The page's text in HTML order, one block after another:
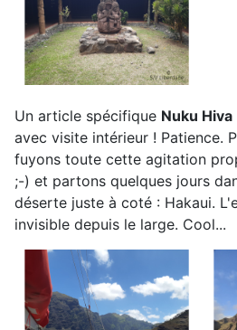
Un article spécifique Nuku Hiva
avec visite intérieur ! Patience.
fuyons toute cette agitation
;-) et partons quelques jours
déserte juste à coté : Hakaui.
invisible depuis le large. Cool...